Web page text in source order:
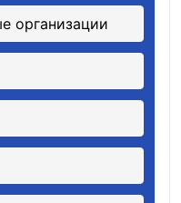
организации